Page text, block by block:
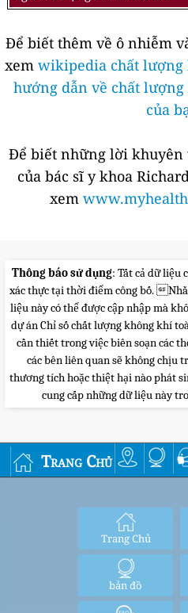
Để biết thêm về ô nhiễm
xem wikipedia chất lượng
hướng dẫn về chất
của
Để biết những lời khuyên
của bác sĩ y khoa
xem
Thông báo sử dụng: Tất cả dữ liệu
xác thực tại thời điểm công bố.
liệu này có thể được cập nhập mà
dự án Chỉ số chất lượng không khí
cần thiết trong việc biên soạn các
các bên liên quan sẽ không chịu
thương tích hoặc thiệt hại nào phát
cung cấp những dữ liệu này
Trang Chủ
Trang Chủ
bản đồ